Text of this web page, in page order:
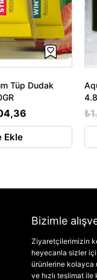
Tüp Dudak
Ekle
Bizimle
Ziyaretçilerimizin
heyecanla sizler
ürünlerine kolayca
ve hızlı teslimat